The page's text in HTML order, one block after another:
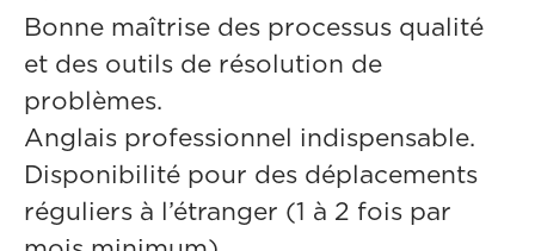
Bonne maîtrise des processus qualité
et des outils de résolution de
problèmes.
Anglais professionnel indispensable.
Disponibilité pour des déplacements
réguliers à l’étranger (1 à 2 fois par